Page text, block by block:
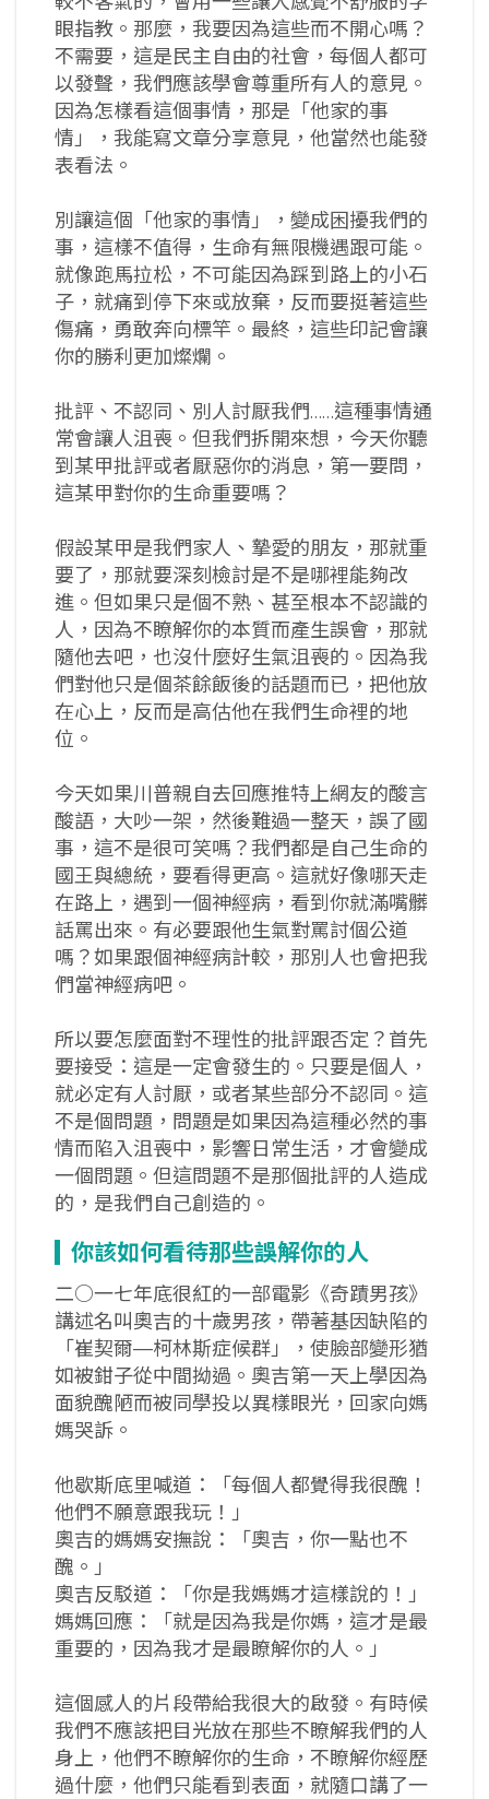
眼指教。那麼，我要因為這些而不開心嗎？
不需要，這是民主自由的社會，每個人都可
以發聲，我們應該學會尊重所有人的意見。
因為怎樣看這個事情，那是「他家的事
情」，我能寫文章分享意見，他當然也能發
表看法。
別讓這個「他家的事情」，變成困擾我們的
事，這樣不值得，生命有無限機遇跟可能。
就像跑馬拉松，不可能因為踩到路上的小石
子，就痛到停下來或放棄，反而要挺著這些
傷痛，勇敢奔向標竿。最終，這些印記會讓
你的勝利更加燦爛。
批評、不認同、別人討厭我們……這種事情通
常會讓人沮喪。但我們拆開來想，今天你聽
到某甲批評或者厭惡你的消息，第一要問，
這某甲對你的生命重要嗎？
假設某甲是我們家人、摯愛的朋友，那就重
要了，那就要深刻檢討是不是哪裡能夠改
進。但如果只是個不熟、甚至根本不認識的
人，因為不瞭解你的本質而產生誤會，那就
隨他去吧，也沒什麼好生氣沮喪的。因為我
們對他只是個茶餘飯後的話題而已，把他放
在心上，反而是高估他在我們生命裡的地
位。
今天如果川普親自去回應推特上網友的酸言
酸語，大吵一架，然後難過一整天，誤了國
事，這不是很可笑嗎？我們都是自己生命的
國王與總統，要看得更高。這就好像哪天走
在路上，遇到一個神經病，看到你就滿嘴髒
話罵出來。有必要跟他生氣對罵討個公道
嗎？如果跟個神經病計較，那別人也會把我
們當神經病吧。
所以要怎麼面對不理性的批評跟否定？首先
要接受：這是一定會發生的。只要是個人，
就必定有人討厭，或者某些部分不認同。這
不是個問題，問題是如果因為這種必然的事
情而陷入沮喪中，影響日常生活，才會變成
一個問題。但這問題不是那個批評的人造成
的，是我們自己創造的。
你該如何看待那些誤解你的人
二○一七年底很紅的一部電影《奇蹟男孩》
講述名叫奧吉的十歲男孩，帶著基因缺陷的
「崔契爾—柯林斯症候群」，使臉部變形猶
如被鉗子從中間拗過。奧吉第一天上學因為
面貌醜陋而被同學投以異樣眼光，回家向媽
媽哭訴。
他歇斯底里喊道：「每個人都覺得我很醜！
他們不願意跟我玩！」
奧吉的媽媽安撫說：「奧吉，你一點也不
醜。」
奧吉反駁道：「你是我媽媽才這樣說的！」
媽媽回應：「就是因為我是你媽，這才是最
重要的，因為我才是最瞭解你的人。」
這個感人的片段帶給我很大的啟發。有時候
我們不應該把目光放在那些不瞭解我們的人
身上，他們不瞭解你的生命，不瞭解你經歷
過什麼，他們只能看到表面，就隨口講了一